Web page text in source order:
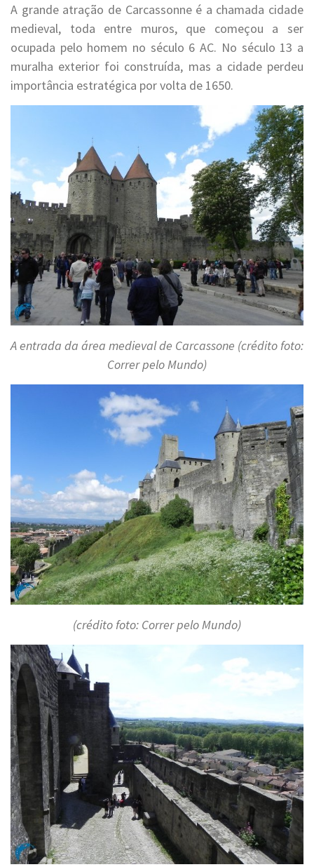
A grande atração de Carcassonne é a chamada cidade
medieval, toda entre muros, que começou a ser
ocupada pelo homem no século 6 AC. No século 13 a
muralha exterior foi construída, mas a cidade perdeu
importância estratégica por volta de 1650.
A entrada da área medieval de Carcassone (crédito foto:
Correr pelo Mundo)
(crédito foto: Correr pelo Mundo)